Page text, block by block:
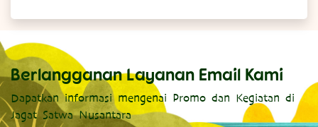
Berlangganan Layanan Email Kami
Dapatkan informasi mengenai Promo dan Kegiatan di
Jagat Satwa Nusantara